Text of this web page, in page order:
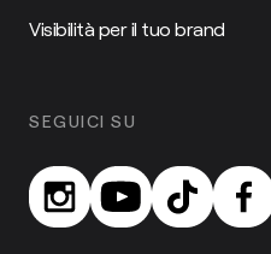
Visibilità per il tuo brand
SEGUICI SU